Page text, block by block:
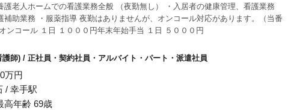
護老人ホームでの看護業務全般 （夜勤無し） ・入居者の健康管理、看護業務
補助業務 ・服薬指導 夜勤はありませんが、オンコール対応があります。（当番
ンコール １日 １０００円年末年始手当 １日 ５０００円
師) / 正社員・契約社員・アルバイト・パート・派遣社員
万円
/ 幸手駅
高年齢 69歳